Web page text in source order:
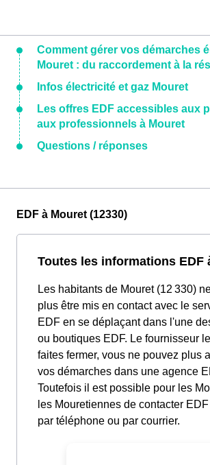
Comment gérer vos démarches
Mouret : du raccordement à la
Infos électricité et gaz Mouret
Les offres EDF accessibles aux
aux professionnels à Mouret
Questions / réponses
EDF à Mouret (12330)
Toutes les informations EDF
Les habitants de Mouret (12 330)
plus être mis en contact avec le
EDF en se déplaçant dans l'une
ou boutiques EDF. Le fournisseur
faites fermer, vous ne pouvez plus
vos démarches dans une agence
Toutefois il est possible pour les
les Mouretiennes de contacter
par téléphone ou par courrier.